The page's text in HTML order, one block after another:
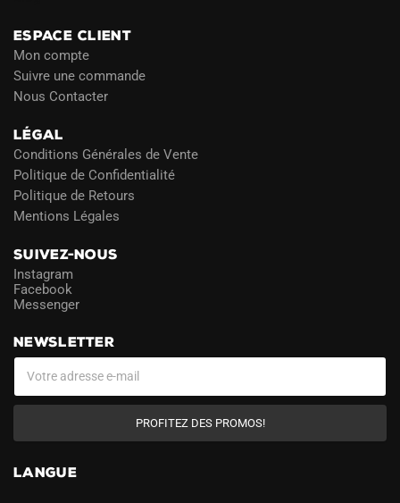
ESPACE CLIENT
Mon compte
Suivre une commande
Nous Contacter
LÉGAL
Conditions Générales de Vente
Politique de Confidentialité
Politique de Retours
Mentions Légales
SUIVEZ-NOUS
Instagram
Facebook
Messenger
NEWSLETTER
PROFITEZ DES PROMOS!
LANGUE